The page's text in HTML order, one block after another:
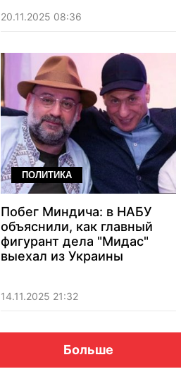
20.11.2025 08:36
ПОЛИТИКА
Побег Миндича: в НАБУ
объяснили, как главный
фигурант дела "Мидас"
выехал из Украины
14.11.2025 21:32
Больше